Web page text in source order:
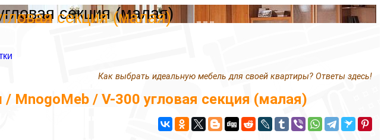
секция (малая)
секция (малая)
Как выбрать идеальную мебель для своей квартиры? Ответы здесь!
MnogoMeb / V-300 угловая секция (малая)